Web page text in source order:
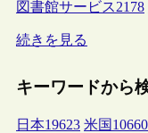
図書館サービス2178
続きを見る
キーワードから
日本19623 米国 10660